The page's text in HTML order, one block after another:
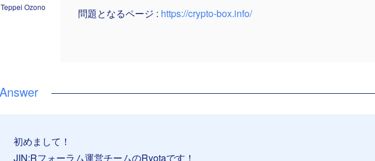
Teppei Ozono
問題となるページ : https://crypto-box.info/
初めまして！
JIN:Rフォーラム運営チームのRyotaです！